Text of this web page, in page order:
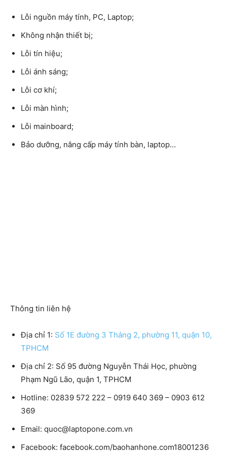
Lỗi nguồn máy tính, PC, Laptop;
Không nhận thiết bị;
Lỗi tín hiệu;
Lỗi ánh sáng;
Lỗi cơ khí;
Lỗi màn hình;
Lỗi mainboard;
Bảo dưỡng, nâng cấp máy tính bàn, laptop…
Thông tin liên hệ
Địa chỉ 1: Số 1E đường 3 Tháng 2, phường 11, quận 10,
TPHCM
Địa chỉ 2: Số 95 đường Nguyễn Thái Học, phường
Phạm Ngũ Lão, quận 1, TPHCM
Hotline: 02839 572 222 – 0919 640 369 – 0903 612
369
Email: quoc@laptopone.com.vn
Facebook: facebook.com/baohanhone.com18001236